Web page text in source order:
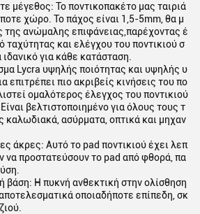
μέγεθος: Το ποντικοπακέτο μας ταιριά
χώρο. Το πάχος είναι 1,5-5mm, θα μ
της ανώμαλης επιφάνειας,παρέχοντας έ
ταχύτητας και ελέγχου του ποντικιού σ
για κάθε κατάσταση.
Lycra υψηλής ποιότητας και υψηλής υ
επιτρέπει πιο ακριβείς κινήσεις του πο
ομαλότερος έλεγχος του ποντικιού
βελτιστοποιημένο για όλους τους τ
καλωδιακά, ασύρματα, οπτικά και μηχαν
άκρες: Αυτό το pad ποντικιού έχει λεπ
να προστατεύσουν το pad από φθορά, πα
βάση: Η πυκνή ανθεκτική στην ολίσθηση
οποιαδήποτε επίπεδη, σκ